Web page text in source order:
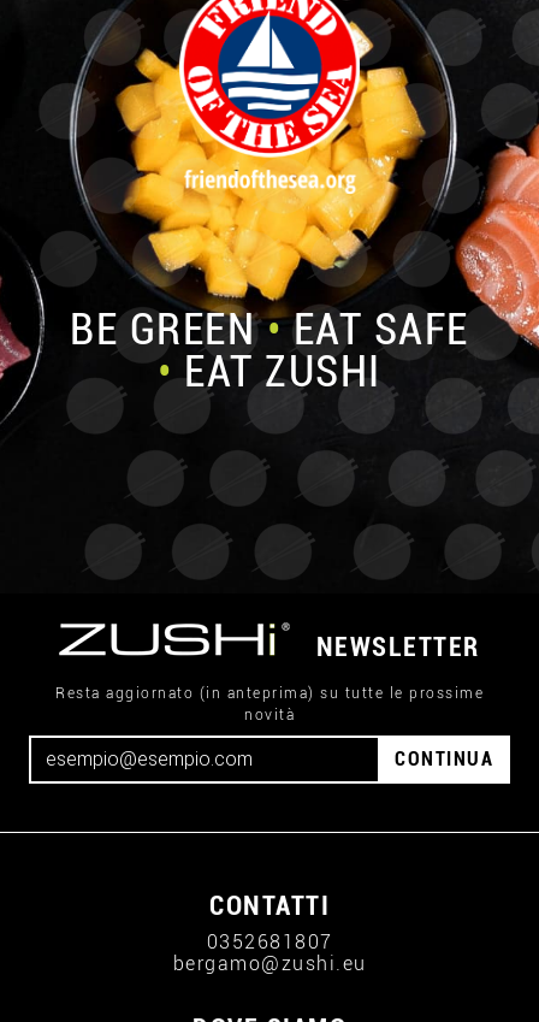
BE GREEN•EAT SAFE
•EAT ZUSHI
NEWSLETTER
Resta aggiornato (in anteprima) su tutte le prossime
novità
CONTINUA
CONTATTI
0352681807
bergamo@zushi.eu